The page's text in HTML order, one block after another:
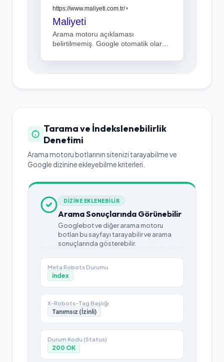
https://www.maliyeti.com.tr/ ▼
Maliyeti
Arama motoru açıklaması
belirtilmemiş. Google otomatik olarak
Tarama ve İndekslenebilirlik
Denetimi
Arama motoru botlarının sitenizi tarayabilme ve
Google dizinine ekleyebilme kriterleri.
DİZİNE EKLENEBİLİR
Arama Sonuçlarında Görünebilir
Googlebot ve diğer arama motoru
botları bu sayfayı tarayabilir ve arama
sonuçlarında gösterebilir.
Meta Robots Durumu
index
X-Robots-Tag Başlığı
Tanımsız (İzinli)
Durum Kodu (Status)
200 OK